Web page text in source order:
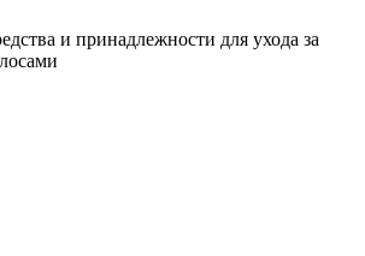
и принадлежности для ухода за